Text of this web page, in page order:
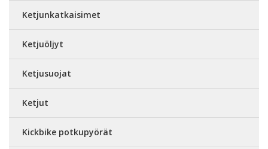
Ketjunkatkaisimet
Ketjuöljyt
Ketjusuojat
Ketjut
Kickbike potkupyörät